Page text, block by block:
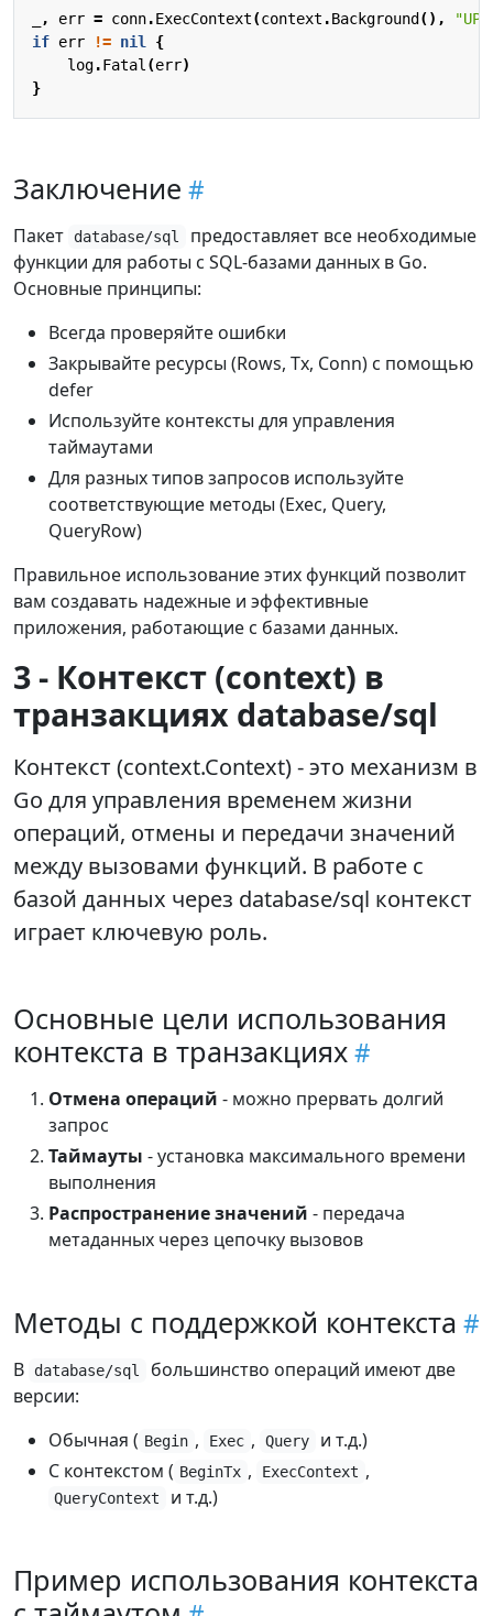
, err = conn.ExecContext(context .Background (),
if err != nil
{
log.Fatal (err)
}
Заключение
Пакет database/sql
предоставляет все необходимые
функции для работы с SQL-базами данных в Go.
Основные принципы:
Всегда проверяйте ошибки
Закрывайте ресурсы (Rows, Tx, Conn) с помощью
defer
Используйте контексты для управления
таймаутами
Для разных типов запросов используйте
соответствующие методы (Exec, Query,
QueryRow)
Правильное использование этих функций позволит
вам создавать надежные и эффективные
приложения, работающие с базами данных.
3 - Контекст (context) в
транзакциях database/sql
Контекст (context.Context) - это механизм в
Go для управления временем жизни
операций, отмены и передачи значений
между вызовами функций. В работе с
базой данных через database/sql контекст
играет ключевую роль.
Основные цели использования
контекста в транзакциях
Отмена операций - можно прервать долгий
запрос
Таймауты - установка максимального времени
выполнения
Распространение значений - передача
метаданных через цепочку вызовов
Методы с поддержкой контекста
В database/sql
большинство операций имеют две
версии:
Обычная ( Begin , Exec , Query
и т.д.)
С контекстом ( BeginTx , ExecContext ,
QueryContext и т.д.)
Пример использования контекста